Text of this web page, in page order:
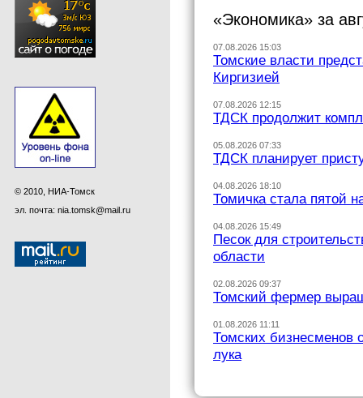
© 2010, НИА-Томск
эл. почта: nia.tomsk@mail.ru
«Экономика» за
07.08.2026 15:03
Томские власти
Киргизией
07.08.2026 12:15
ТДСК продолжит
05.08.2026 07:33
ТДСК планирует
04.08.2026 18:10
Томичка стала пятой
04.08.2026 15:49
Песок для
области
02.08.2026 09:37
Томский фермер
01.08.2026 11:11
Томских бизнесменов
лука